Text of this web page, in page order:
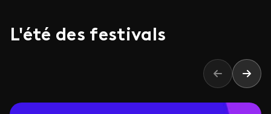
L'été des festivals